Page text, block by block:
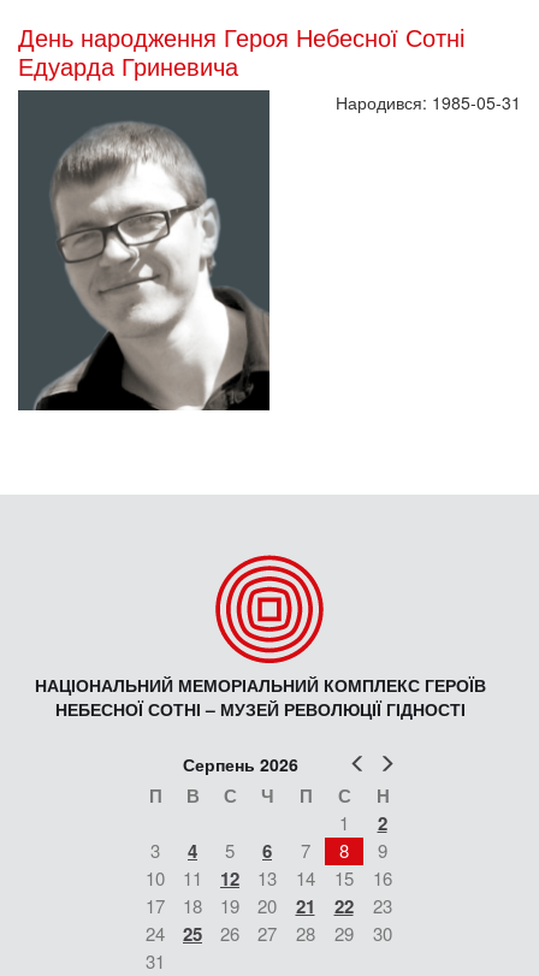
День народження Героя Небесної Сотні
Едуарда Гриневича
Народився: 1985-05-31
НАЦІОНАЛЬНИЙ МЕМОРІАЛЬНИЙ КОМПЛЕКС ГЕРОЇВ
НЕБЕСНОЇ СОТНІ – МУЗЕЙ РЕВОЛЮЦІЇ ГІДНОСТІ
Попер
Серпень 2026
П В С Ч П С Н
1 2
3 4 5 6 7 8
9
10
11 12 13 14 15
16
17
18 19 20 21 22
23
24
25 26 27 28 29
30
31